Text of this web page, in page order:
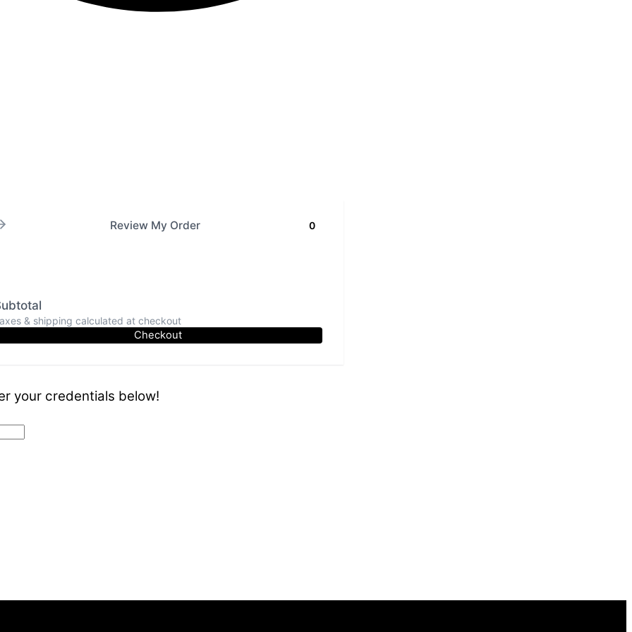
Review My Order 0
& shipping calculated at checkout
Checkout
your credentials below!